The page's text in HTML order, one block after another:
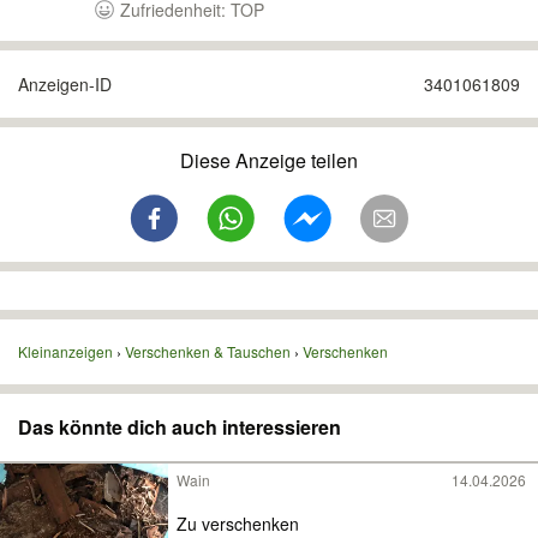
Zufriedenheit: TOP
Anzeigen-ID 3401061809
Diese Anzeige teilen
Kleinanzeigen Verschenken & Tauschen Verschenken
Das könnte dich auch interessieren
Wain 14.04.2026
Zu verschenken